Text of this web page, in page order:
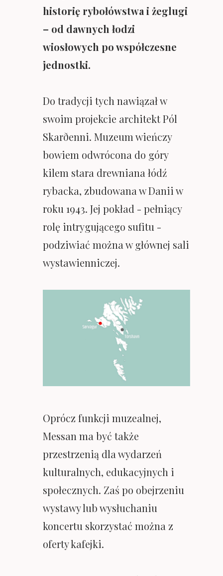
historię rybołówstwa i żeglugi
– od dawnych łodzi
wiosłowych po współczesne
jednostki.
Do tradycji tych nawiązał w
swoim projekcie architekt Pól
Skarðenni. Muzeum wieńczy
bowiem odwrócona do góry
kilem stara drewniana łódź
rybacka, zbudowana w Danii w
roku 1943. Jej pokład - pełniący
rolę intrygującego sufitu -
podziwiać można w głównej sali
wystawienniczej.
Oprócz funkcji muzealnej,
Messan ma być także
przestrzenią dla wydarzeń
kulturalnych, edukacyjnych i
społecznych. Zaś po obejrzeniu
wystawy lub wysłuchaniu
koncertu skorzystać można z
oferty kafejki.